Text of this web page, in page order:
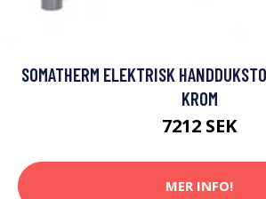
SOMATHERM ELEKTRISK
KROM
7212 SEK
MER INFO!